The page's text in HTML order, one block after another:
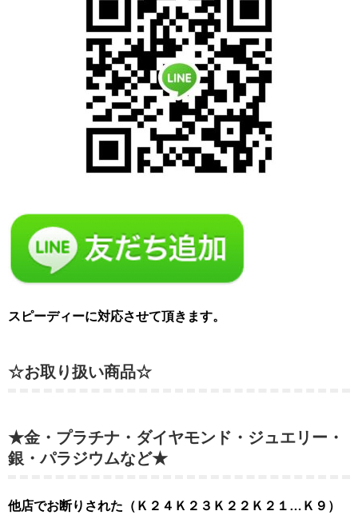
スピーディーに対応させて頂きます。
☆お取り扱い商品☆
★金・プラチナ・ダイヤモンド・ジュエリー・
銀・パラジウムなど★
他店でお断りされた（Ｋ２４Ｋ２３Ｋ２２Ｋ２１…Ｋ９）